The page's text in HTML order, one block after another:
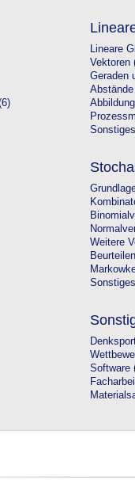
Lineare
Vektoren
Geraden
Weitere
Software